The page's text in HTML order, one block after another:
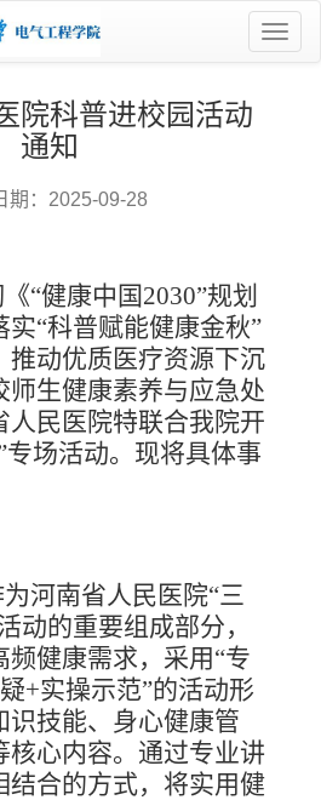
菜
单
院科普进校园活动
通知
期：2025-09-28
“健康中国2030”规划
“科普赋能健康金秋”
推动优质医疗资源下沉
师生健康素养与应急处
人民医院特联合我院开
专场活动。现将具体事
河南省人民医院“三
动的重要组成部分，
频健康需求，采用“专
+实操示范”的活动形
识技能、身心健康管
核心内容。通过专业讲
结合的方式，将实用健